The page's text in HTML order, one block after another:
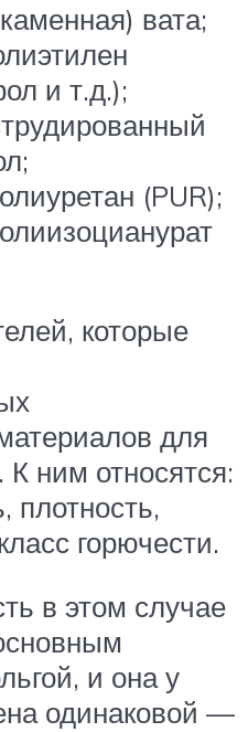
вата;
и т.д.);
(PUR);
которые
для
К ним относятся:
плотность,
горючести.
в этом случае
и она у
одинаковой —